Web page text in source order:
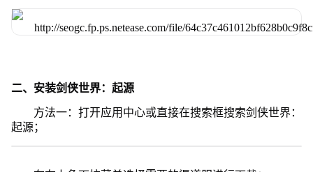
二、安装剑侠世界：起源
方法一：打开应用中心或直接在搜索框搜索剑侠世界：
起源；